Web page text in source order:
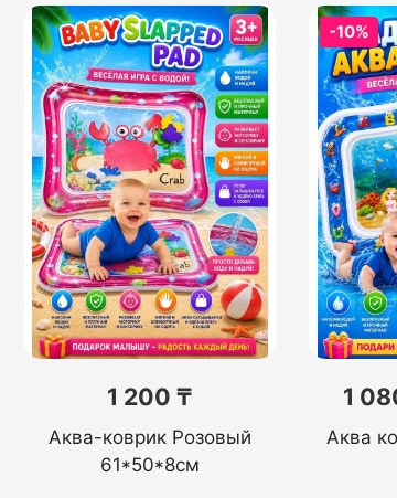
1 200 ₸
Аква-коврик Розовый
61*50*8см
-10%
1
Аква